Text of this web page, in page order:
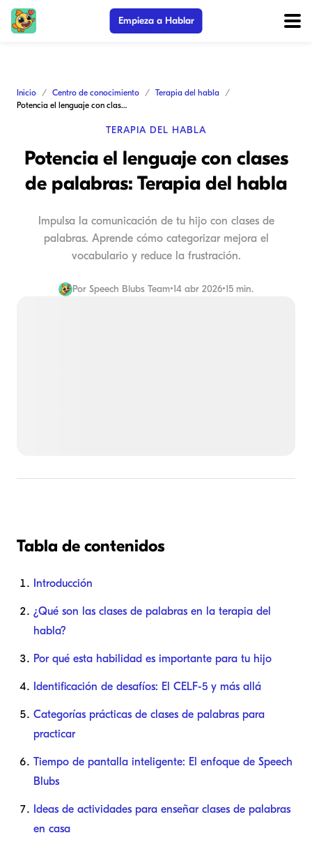
Empieza a Hablar
Inicio Centro de conocimiento
Terapia del habla
Potencia el lenguaje con clases de palabras: Terapia del habla
TERAPIA DEL HABLA
Potencia el lenguaje con clases
de palabras: Terapia del habla
Impulsa la comunicación de tu hijo con clases de
palabras. Aprende cómo categorizar mejora el
vocabulario y reduce la frustración.
Por Speech Blubs Team•14 abr 2026•15 min.
Tabla de contenidos
Introducción
¿Qué son las clases de palabras en la terapia del
habla?
Por qué esta habilidad es importante para tu hijo
Identificación de desafíos: El CELF-5 y más allá
Categorías prácticas de clases de palabras para
practicar
Tiempo de pantalla inteligente: El enfoque de Speech
Blubs
Ideas de actividades para enseñar clases de palabras
en casa